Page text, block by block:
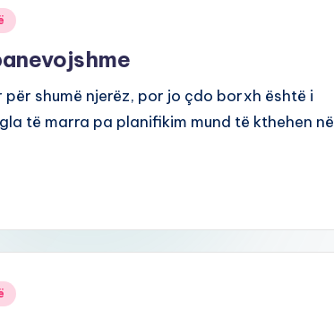
shumë njerëz, por jo çdo borxh është i
të marra pa planifikim mund të kthehen në